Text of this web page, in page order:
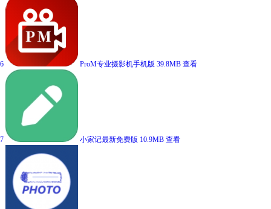
6 ProM专业摄影机手机版 39.8MB 查看
7 小家记最新免费版 10.9MB 查看